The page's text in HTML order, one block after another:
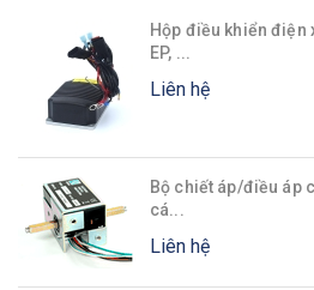
Hộp điều khiển điện
EP, ...
Liên hệ
Bộ chiết áp/điều áp
cá...
Liên hệ